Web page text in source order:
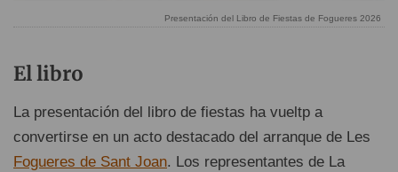
Presentación del Libro de Fiestas de Fogueres 2026
El libro
La presentación del libro de fiestas ha vueltp a
convertirse en un acto destacado del arranque de Les
Fogueres de Sant Joan. Los representantes de La